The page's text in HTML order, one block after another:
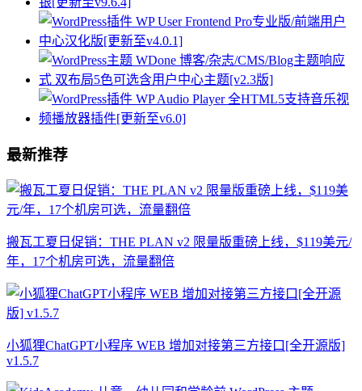
最新推荐
搬瓦工夏日促销：THE PLAN v2 限量版重磅上线，$119美元/
年，17个机房可选，流量翻倍
小狐狸ChatGPT小程序 WEB 增加对接第三方接口[全开源版]
v1.5.7